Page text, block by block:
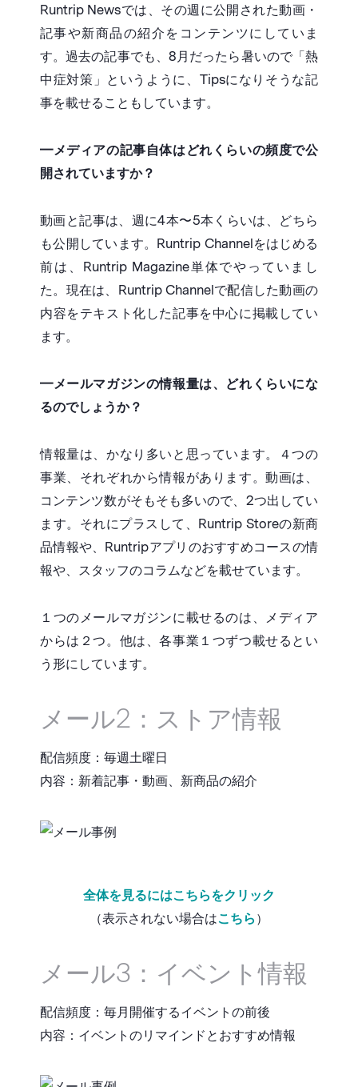
Runtrip Newsでは、その週に公開された動画・
記事や新商品の紹介をコンテンツにしていま
す。過去の記事でも、8月だったら暑いので「熱
中症対策」というように、Tipsになりそうな記
事を載せることもしています。
━メディアの記事自体はどれくらいの頻度で公
開されていますか？
動画と記事は、週に4本〜5本くらいは、どちら
も公開しています。Runtrip Channelをはじめる
前は、Runtrip Magazine単体でやっていまし
た。現在は、Runtrip Channelで配信した動画の
内容をテキスト化した記事を中心に掲載してい
ます。
━メールマガジンの情報量は、どれくらいにな
るのでしょうか？
情報量は、かなり多いと思っています。４つの
事業、それぞれから情報があります。動画は、
コンテンツ数がそもそも多いので、2つ出してい
ます。それにプラスして、Runtrip Storeの新商
品情報や、Runtripアプリのおすすめコースの情
報や、スタッフのコラムなどを載せています。
１つのメールマガジンに載せるのは、メディア
からは２つ。他は、各事業１つずつ載せるとい
う形にしています。
メール2：ストア情報
配信頻度：毎週土曜日
内容：新着記事・動画、新商品の紹介
全体を見るにはこちらをクリック
（表示されない場合はこちら ）
メール3：イベント情報
配信頻度：毎月開催するイベントの前後
内容：イベントのリマインドとおすすめ情報